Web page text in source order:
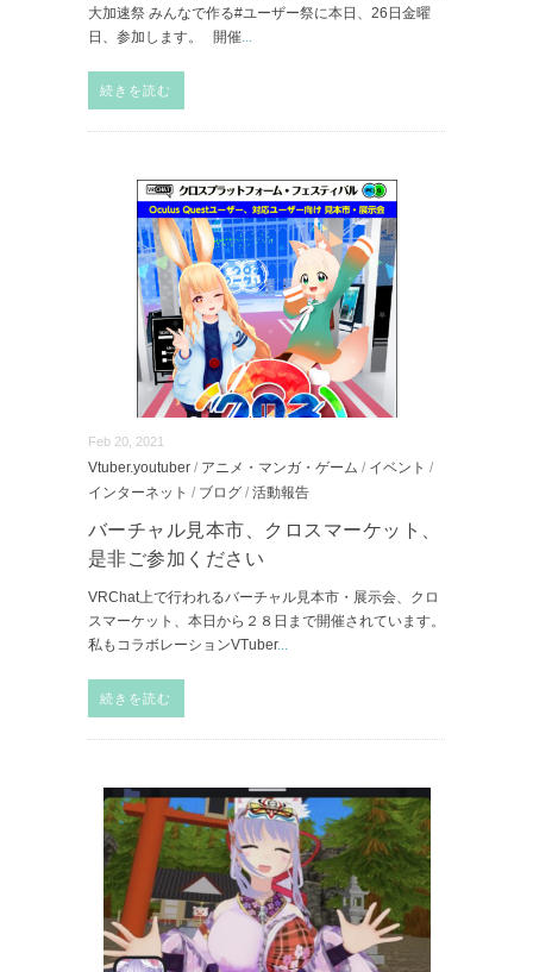
大加速祭 みんなで作る#ユーザー祭に本日、26日金曜
日、参加します。 開催
続きを読む
Feb 20, 2021
Vtuber.youtuber / アニメ・マンガ・ゲーム / イベント /
インターネット / ブログ / 活動報告
バーチャル見本市、クロスマーケット、
是非ご参加ください
VRChat上で行われるバーチャル見本市・展示会、クロ
スマーケット、本日から２８日まで開催されています。
私もコラボレーションVTuber...
続きを読む